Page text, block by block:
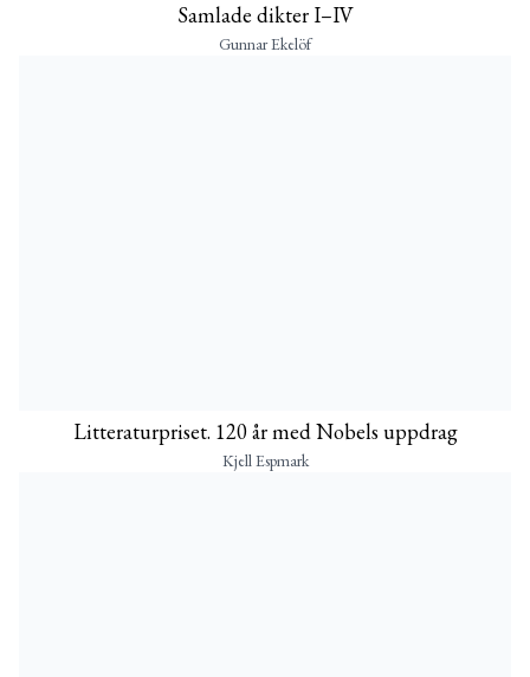
Samlade dikter I–IV
Gunnar Ekelöf
Litteraturpriset. 120 år med Nobels uppdrag
Kjell Espmark